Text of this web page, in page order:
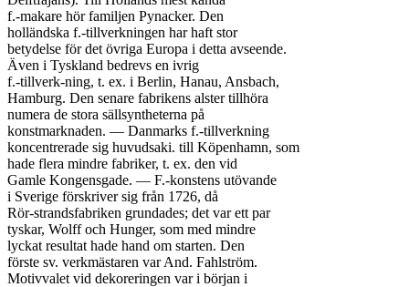
f.-makare hör familjen Pynacker. Den
holländska f.-tillverkningen har haft stor
betydelse för det övriga Europa i detta avseende.
Även i Tyskland bedrevs en ivrig
f.-tillverk-ning, t. ex. i Berlin, Hanau, Ansbach,
Hamburg. Den senare fabrikens alster tillhöra
numera de stora sällsyntheterna på
konstmarknaden. — Danmarks f.-tillverkning
koncentrerade sig huvudsaki. till Köpenhamn, som
hade flera mindre fabriker, t. ex. den vid
Gamle Kongensgade. — F.-konstens utövande
i Sverige förskriver sig från 1726, då
Rör-strandsfabriken grundades; det var ett par
tyskar, Wolff och Hunger, som med mindre
lyckat resultat hade hand om starten. Den
förste sv. verkmästaren var And. Fahlström.
Motivvalet vid dekoreringen var i början i